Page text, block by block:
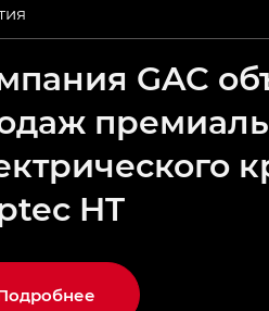
GAC
HT